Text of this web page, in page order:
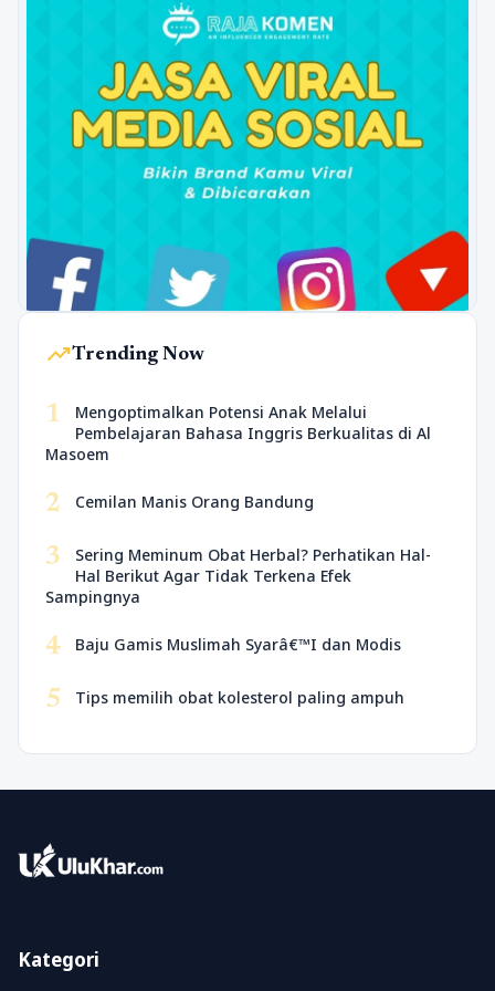
trending_upTrending Now
1
Mengoptimalkan Potensi Anak Melalui
Pembelajaran Bahasa Inggris Berkualitas di Al
Masoem
2 Cemilan Manis Orang Bandung
3
Sering Meminum Obat Herbal? Perhatikan Hal-
Hal Berikut Agar Tidak Terkena Efek
Sampingnya
4 Baju Gamis Muslimah Syarâ€™I dan Modis
5 Tips memilih obat kolesterol paling ampuh
Kategori